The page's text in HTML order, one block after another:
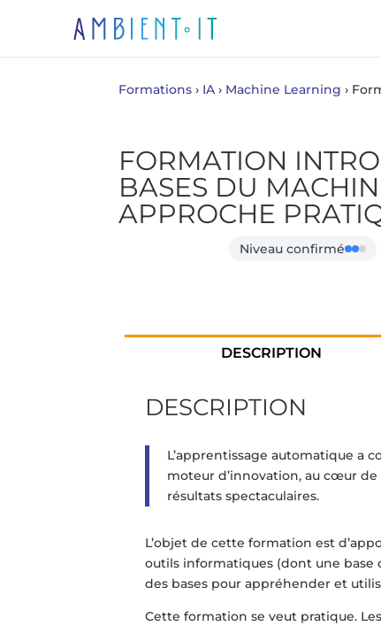
Formations › IA › Machine Learning ›
FORMATION
BASES DU
APPROCHE
Niveau confirmé
DESCRIPTION
DESCRIPTION
L’apprentissage automatique a
moteur d’innovation, au cœur
résultats spectaculaires.
L’objet de cette formation est
outils informatiques (dont une
des bases pour appréhender et
Cette formation se veut pratique.